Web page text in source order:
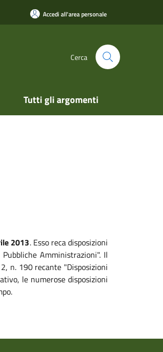
Accedi all'area personale
Cerca
Tutti gli argomenti
2013. Esso reca disposizioni
Amministrazioni". Il
n. 190 recante "Disposizioni
le numerose disposizioni